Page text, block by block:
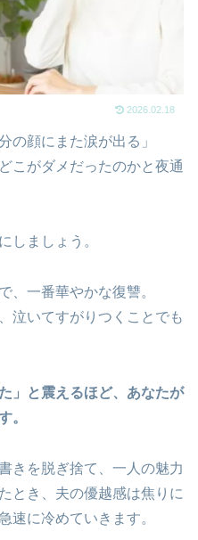
2026.02.18
の顔にまた涙が出る」
こがダメだったのかと夜通
しましょう。
、一番華やかな復讐。
泣いてすがりつくことでも
」と震えるほど、あなたが
。
きを脱ぎ捨て、一人の魅力
とき、夫の優越感は焦りに
速に冷めていきます。